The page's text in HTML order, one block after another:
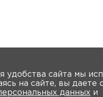
удобства сайта мы
на сайте, вы даете
данных и
Новости Общая